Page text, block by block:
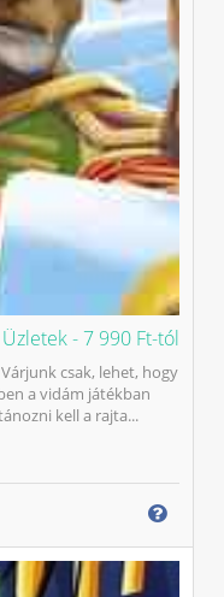
Üzletek -7 990 Ft-tól
csak, lehet, hogy
a vidám játékban
kell a rajta...